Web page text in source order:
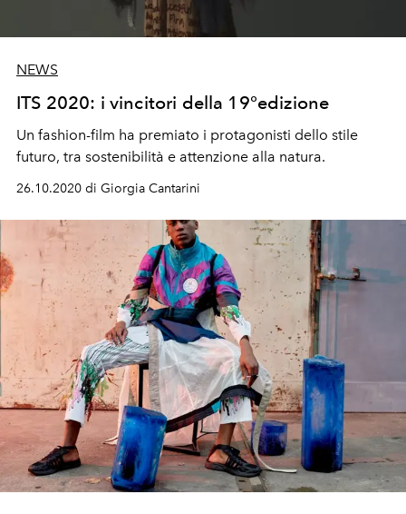
NEWS
ITS 2020: i vincitori della 19°edizione
Un fashion-film ha premiato i protagonisti dello stile
futuro, tra sostenibilità e attenzione alla natura.
26.10.2020 di Giorgia Cantarini